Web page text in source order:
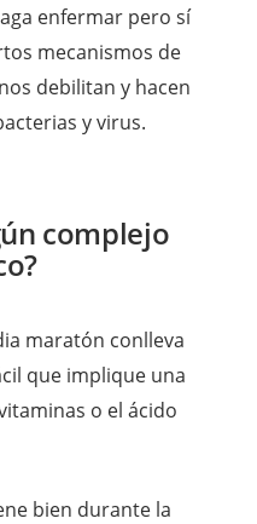
enfermar pero sí
mecanismos de
debilitan y hacen
y virus.
complejo
maratón conlleva
que implique una
o el ácido
bien durante la